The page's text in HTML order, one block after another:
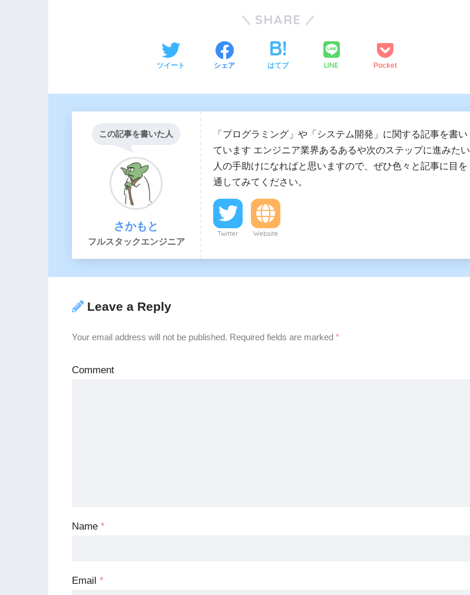
SHARE
ツイート シェア はてブ LINE Pocket
この記事を書いた人
さかもと
フルスタックエンジニア
「プログラミング」や「システム開発」に関する記事を書い
ています エンジニア業界あるあるや次のステップに進みたい
人の手助けになればと思いますので、ぜひ色々と記事に目を
通してみてください。
Twitter Website
Leave a Reply
Your email address will not be published. Required fields are marked *
Comment
Name *
Email *